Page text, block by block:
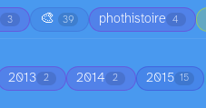
3 🎨 39 phothistoire 4
2013 2 2014 2 2015 15